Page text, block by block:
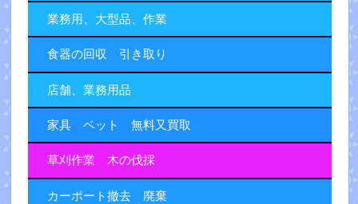
業務用、大型品、作業
食器の回収 引き取り
店舗、業務用品
家具 ベット 無料又買取
草刈作業 木の伐採
カーポート撤去 廃棄